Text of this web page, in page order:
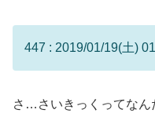
447 : 2019/01/19(土)
さ…さいきっくってなん